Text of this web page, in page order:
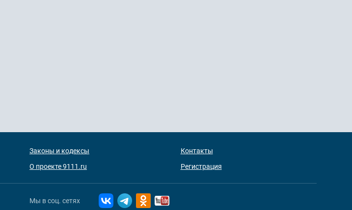
Законы и кодексы
О проекте 9111.ru
Контакты
Регистрация
Мы в соц. сетях